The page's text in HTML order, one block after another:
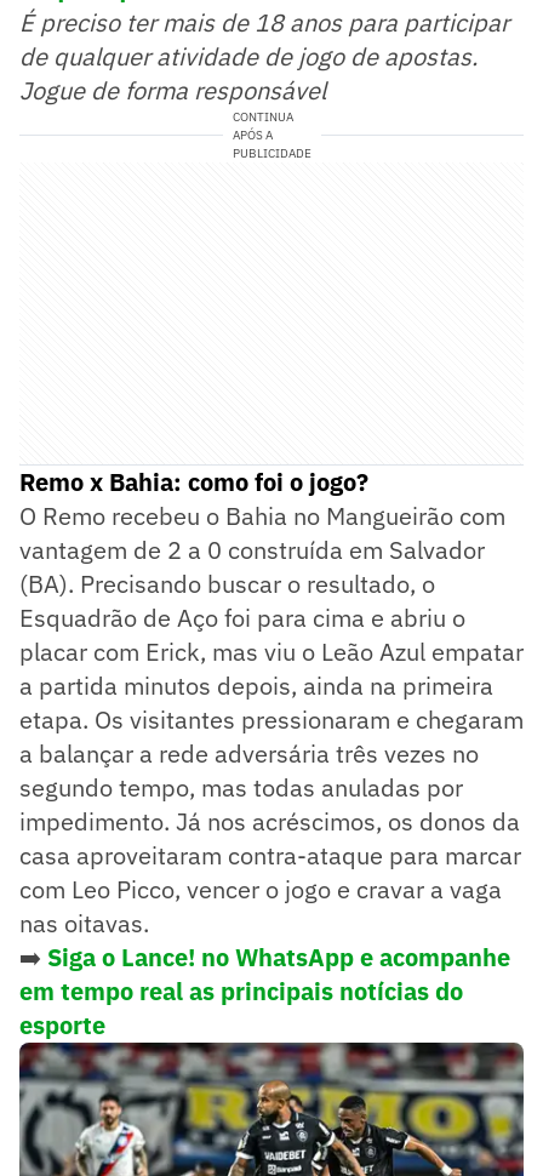
É preciso ter mais de 18 anos para participar
de qualquer atividade de jogo de apostas.
Jogue de forma responsável
CONTINUA
APÓS A
PUBLICIDADE
Remo x Bahia: como foi o jogo?
O Remo recebeu o Bahia no Mangueirão com
vantagem de 2 a 0 construída em Salvador
(BA). Precisando buscar o resultado, o
Esquadrão de Aço foi para cima e abriu o
placar com Erick, mas viu o Leão Azul empatar
a partida minutos depois, ainda na primeira
etapa. Os visitantes pressionaram e chegaram
a balançar a rede adversária três vezes no
segundo tempo, mas todas anuladas por
impedimento. Já nos acréscimos, os donos da
casa aproveitaram contra-ataque para marcar
com Leo Picco, vencer o jogo e cravar a vaga
nas oitavas.
➡️ Siga o Lance! no WhatsApp eacompanhe
em tempo real as principais notícias do
esporte